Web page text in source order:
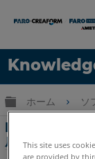
言語
ヘルプ
グローバル
ホーム ソ
FARO Zone
成
This site uses
are provided by